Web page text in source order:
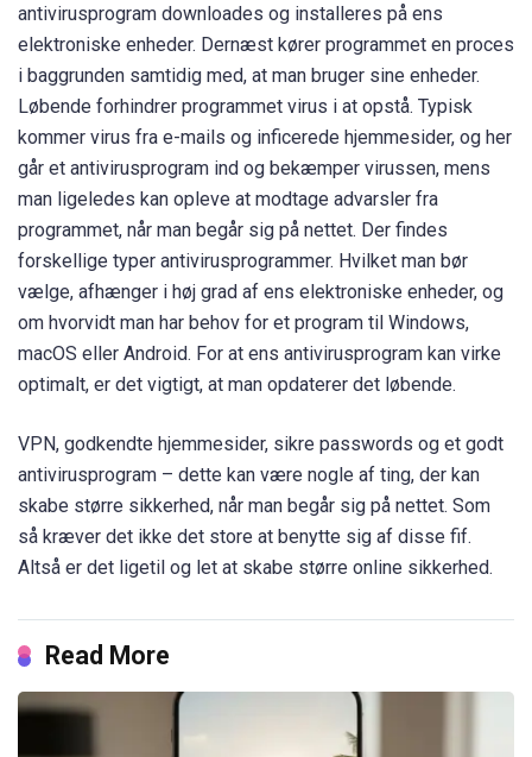
antivirusprogram downloades og installeres på ens
elektroniske enheder. Dernæst kører programmet en proces
i baggrunden samtidig med, at man bruger sine enheder.
Løbende forhindrer programmet virus i at opstå. Typisk
kommer virus fra e-mails og inficerede hjemmesider, og her
går et antivirusprogram ind og bekæmper virussen, mens
man ligeledes kan opleve at modtage advarsler fra
programmet, når man begår sig på nettet. Der findes
forskellige typer antivirusprogrammer. Hvilket man bør
vælge, afhænger i høj grad af ens elektroniske enheder, og
om hvorvidt man har behov for et program til Windows,
macOS eller Android. For at ens antivirusprogram kan virke
optimalt, er det vigtigt, at man opdaterer det løbende.
VPN, godkendte hjemmesider, sikre passwords og et godt
antivirusprogram – dette kan være nogle af ting, der kan
skabe større sikkerhed, når man begår sig på nettet. Som
så kræver det ikke det store at benytte sig af disse fif.
Altså er det ligetil og let at skabe større online sikkerhed.
Read More